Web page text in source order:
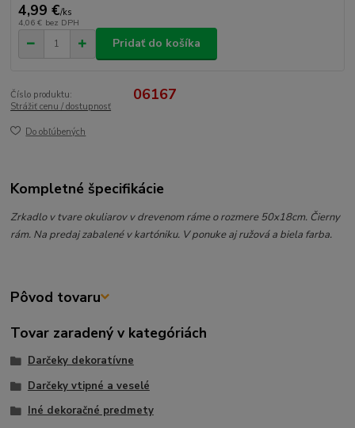
4,99 €/ks
4,06 € bez DPH
Pridať do košíka
Číslo produktu: 06167
Strážiť cenu / dostupnosť
Do obľúbených
Kompletné špecifikácie
Zrkadlo v tvare okuliarov v drevenom ráme o rozmere 50x18cm. Čierny
rám. Na predaj zabalené v kartóniku. V ponuke aj ružová a biela farba.
Pôvod tovaru
Tovar zaradený v kategóriách
Darčeky dekoratívne
Darčeky vtipné a veselé
Iné dekoračné predmety